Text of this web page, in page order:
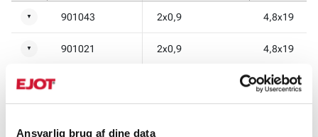
Ansvarlig brug af dine data
▼ 901043 2x0,9 4,8x19
▼ 901021 2x0,9 4,8x19
▼ 4,8x19